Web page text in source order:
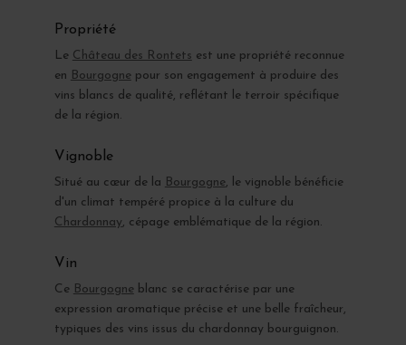
Propriété
Le Château des Rontets est une propriété reconnue
en Bourgogne pour son engagement à produire des
vins blancs de qualité, reflétant le terroir spécifique
de la région.
Vignoble
Situé au cœur de la Bourgogne, le vignoble bénéficie
d'un climat tempéré propice à la culture du
Chardonnay, cépage emblématique de la région.
Vin
Ce Bourgogne blanc se caractérise par une
expression aromatique précise et une belle fraîcheur,
typiques des vins issus du chardonnay bourguignon.